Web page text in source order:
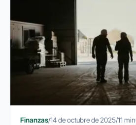
Finanzas/14 de octubre de 2025/11